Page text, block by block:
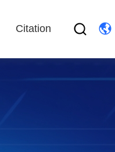
Citation